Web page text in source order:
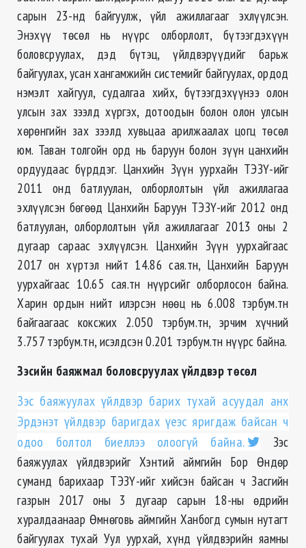
сарын 23-нд байгуулж, үйл ажиллагааг эхлүүлсэн.
Энэхүү төсөл нь нүүрс олборлолт, бүтээгдэхүүн
боловсруулах, дэд бүтэц, үйлдвэрүүдийг барьж
байгуулах, усан хангамжийн системийг байгуулах, ордод
нэмэлт хайгуул, судалгаа хийх, бүтээгдэхүүнээ олон
улсын зах зээлд хүргэх, дотоодын болон олон улсын
хөрөнгийн зах зээлд хувьцаа арилжаалах цогц төсөл
юм. Таван толгойн орд нь баруун болон зүүн цанхийн
ордуудаас бүрддэг. Цанхийн Зүүн уурхайн ТЭЗҮ-ийг
2011 онд батлуулан, олборлолтын үйл ажиллагаа
эхлүүлсэн бөгөөд Цанхийн Баруун ТЭЗҮ-ийг 2012 онд
батлуулан, олборлолтын үйл ажиллагааг 2013 оны 2
дугаар сараас эхлүүлсэн. Цанхийн Зүүн уурхайгаас
2017 он хүртэл нийт 14.86 сая.тн, Цанхийн Баруун
уурхайгаас 10.65 сая.тн нүүрсийг олборлосон байна.
Харин ордын нийт илэрсэн нөөц нь 6.008 тэрбум.тн
байгаагаас коксжих 2.050 тэрбум.тн, эрчим хүчний
3.757 тэрбум.тн, исэлдсэн 0.201 тэрбум.тн нүүрс байна.
Зэсийн баяжмал боловсруулах үйлдвэр төсөл
Зэс баяжуулах үйлдвэр барих тухай асуудал анх
Эрдэнэт үйлдвэр баригдах үеэс яригдаж байсан ч
одоо болтол биеллээ олоогүй байна.
Зэс
баяжуулах үйлдвэрийг Хэнтий аймгийн Бор Өндөр
суманд барихаар ТЭЗҮ-ийг хийсэн байсан ч Засгийн
газрын 2017 оны 3 дугаар сарын 18-ны өдрийн
хуралдаанаар Өмнөговь аймгийн Ханбогд сумын нутагт
байгуулах тухай Уул уурхай, хүнд үйлдвэрийн яамны